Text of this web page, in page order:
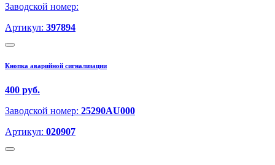
Заводской номер:
Артикул: 397894
Кнопка аварийной сигнализации
400 руб.
Заводской номер: 25290AU000
Артикул: 020907